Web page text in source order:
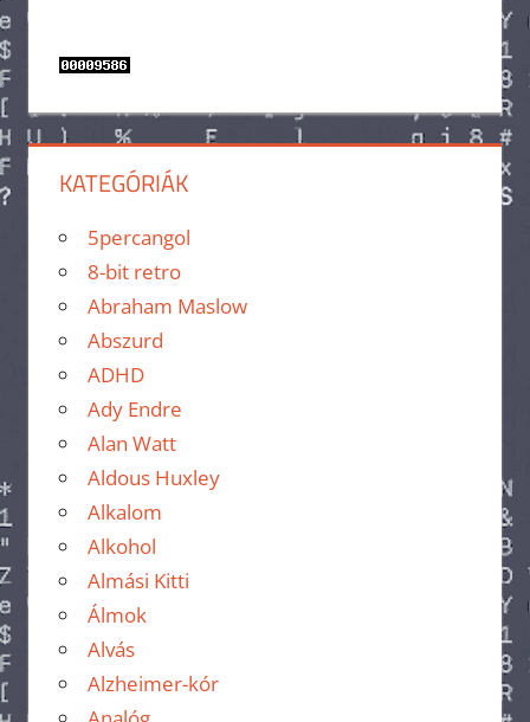
KATEGÓRIÁK
5percangol
8-bit retro
Abraham Maslow
Abszurd
ADHD
Ady Endre
Alan Watt
Aldous Huxley
Alkalom
Alkohol
Almási Kitti
Álmok
Alvás
Alzheimer-kór